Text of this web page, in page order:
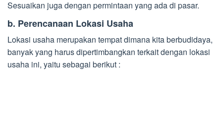
Sesuaikan juga dengan permintaan yang ada di pasar.
b. Perencanaan Lokasi Usaha
Lokasi usaha merupakan tempat dimana kita berbudidaya,
banyak yang harus dipertimbangkan terkait dengan lokasi
usaha ini, yaitu sebagai berikut :